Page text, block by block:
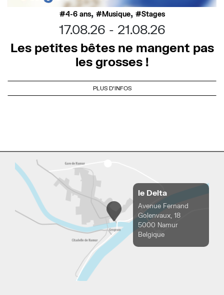
4-6 ans, Musique, Stages
17.08.26
21.08.26
Les petites bêtes ne mangent pas
les grosses !
PLUS D'INFOS
le Delta
Avenue Fernand
Golenvaux, 18
5000 Namur
Belgique